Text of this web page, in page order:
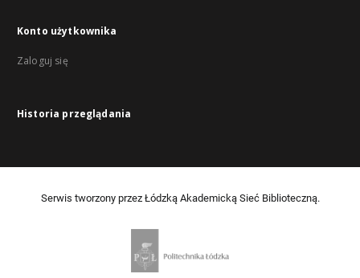
Konto użytkownika
Zaloguj się
Historia przeglądania
Serwis tworzony przez Łódzką Akademicką Sieć Biblioteczną.